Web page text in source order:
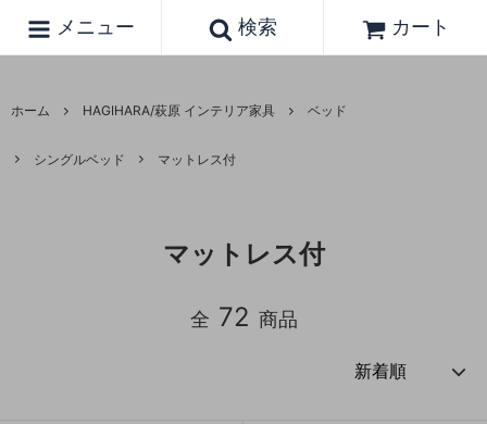
メニュー 検索 カート
ホーム HAGIHARA/萩原 インテリア家具 ベッド
シングルベッド マットレス付
マットレス付
全 72 商品